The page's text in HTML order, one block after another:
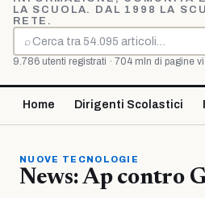
LA SCUOLA. DAL 1998 LA
RETE.
⌕
Cerca
9.786 utenti registrati · 704 mln di pagine
Home Dirigenti Scolastici
NUOVE TECNOLOGIE
News: Ap contro